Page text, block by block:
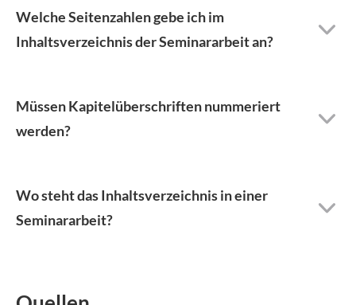
Welche Seitenzahlen gebe ich im
Inhaltsverzeichnis der Seminararbeit an?
Müssen Kapitelüberschriften nummeriert
werden?
Wo steht das Inhaltsverzeichnis in einer
Seminararbeit?